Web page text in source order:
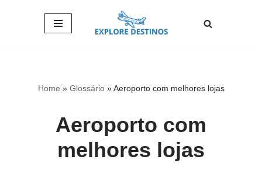
Home » Glossário»Aeroporto com melhores lojas
Aeroporto com
melhores lojas